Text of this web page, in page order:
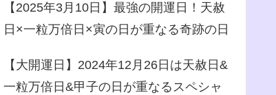
【2025年3月10日】最強の開運日！天赦
日×一粒万倍日×寅の日が重なる奇跡の日
【大開運日】2024年12月26日は天赦日&
一粒万倍日&甲子の日が重なるスペシャ